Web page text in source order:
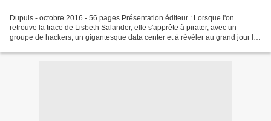
Dupuis - octobre 2016 - 56 pages Présentation éditeur : Lorsque l'on
retrouve la trace de Lisbeth Salander, elle s'apprête à pirater, avec un
groupe de hackers, un gigantesque data center et à révéler au grand jour les